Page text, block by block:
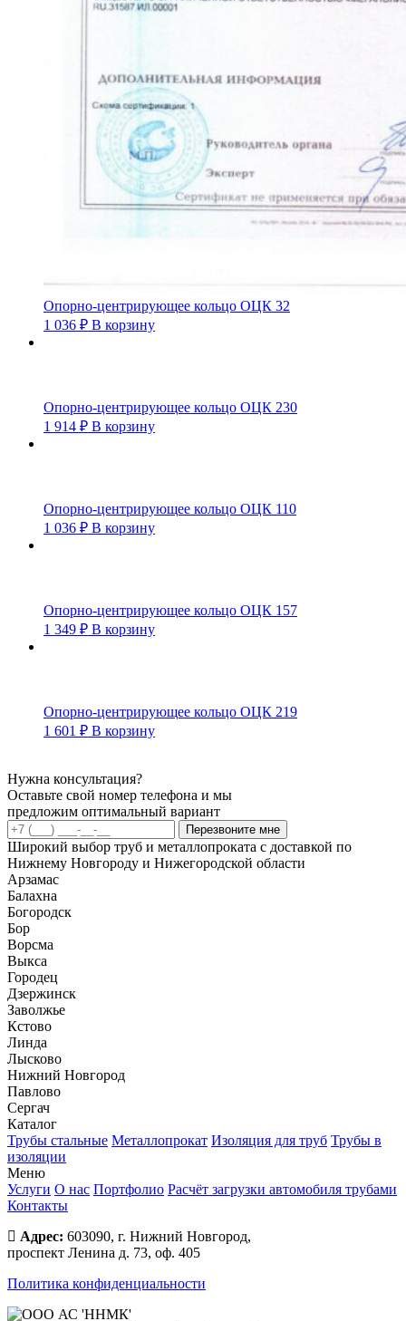
Опорно-центрирующее кольцо ОЦК 32
1 036 ₽ В корзину
Опорно-центрирующее кольцо ОЦК 230
1 914 ₽ В корзину
Опорно-центрирующее кольцо ОЦК 110
1 036 ₽ В корзину
Опорно-центрирующее кольцо ОЦК 157
1 349 ₽ В корзину
Опорно-центрирующее кольцо ОЦК 219
1 601 ₽ В корзину
Нужна консультация?
Оставьте свой номер телефона и мы
предложим оптимальный вариант
Перезвоните мне
Широкий выбор труб и металлопроката с доставкой по
Нижнему Новгороду и Нижегородской области
Арзамас
Балахна
Богородск
Бор
Ворсма
Выкса
Городец
Дзержинск
Заволжье
Кстово
Линда
Лысково
Нижний Новгород
Павлово
Сергач
Каталог
Трубы стальные Металлопрокат Изоляция для труб Трубы в
изоляции
Меню
Услуги О нас Портфолио Расчёт загрузки автомобиля трубами
Контакты
Адрес: 603090, г. Нижний Новгород,
проспект Ленина д. 73, оф. 405
Политика конфиденциальности